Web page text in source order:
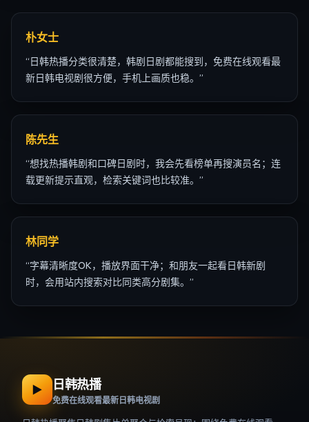
朴女士
“日韩热播分类很清楚，韩剧日剧都能搜到，免费在线观看最
新日韩电视剧很方便，手机上画质也稳。 ”
陈先生
“想找热播韩剧和口碑日剧时，我会先看榜单再搜演员名；连
载更新提示直观，检索关键词也比较准。 ”
林同学
“字幕清晰度OK，播放界面干净；和朋友一起看日韩新剧
时，会用站内搜索对比同类高分剧集。 ”
▶ 日韩热播
免费在线观看最新日韩电视剧